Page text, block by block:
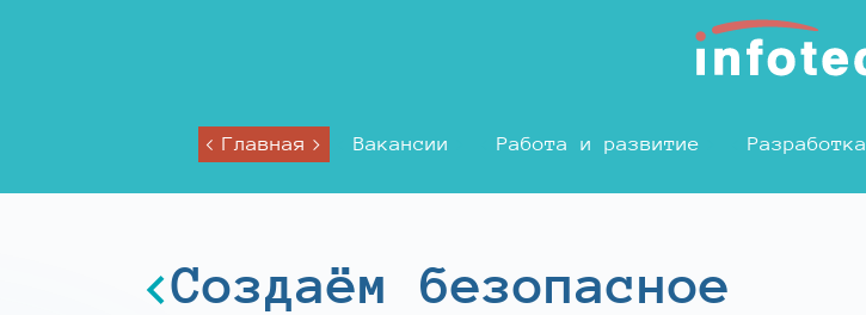
Главная Вакансии Работа и развитие Разработка
Создаём безопасное